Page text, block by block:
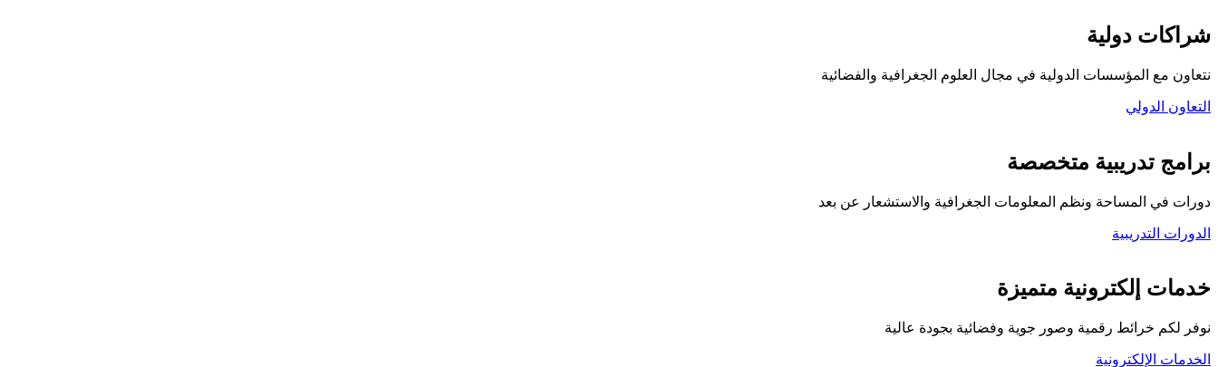
شراكات دولية
نتعاون مع المؤسسات الدولية في مجال العلوم الجغرافية والفضائية
التعاون الدولي
برامج تدريبية متخصصة
دورات في المساحة ونظم المعلومات الجغرافية والاستشعار عن بعد
الدورات التدريبية
خدمات إلكترونية متميزة
نوفر لكم خرائط رقمية وصور جوية وفضائية بجودة عالية
الخدمات الإلكترونية